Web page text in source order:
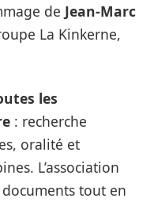
de Jean-Marc
La Kinkerne,
les
: recherche
oralité et
L’association
tout en